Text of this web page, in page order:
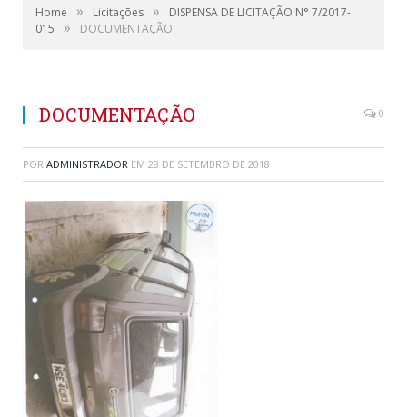
Home » Licitações »
DISPENSA DE LICITAÇÃO N° 7/2017-
015
» DOCUMENTAÇÃO
DOCUMENTAÇÃO 0
POR ADMINISTRADOR EM 28 DE SETEMBRO DE 2018